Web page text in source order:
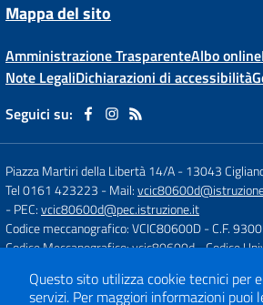
Mappa del sito
Amministrazione TrasparenteAlbo online
Note LegaliDichiarazioni di accessibilità
Seguici su:
Piazza Martiri della Libertà 14/A-13043
Tel 0161 423223 - Mail:
- PEC:vcic80600d@pec.istruzione.it
Codice meccanografico: VCIC80600D- C.F.
Codice Meccanografico: vcic80600d- Codice
Concept &
Questo sito utilizza cookie tecnici per
servizi. Per maggiori informazioni puoi